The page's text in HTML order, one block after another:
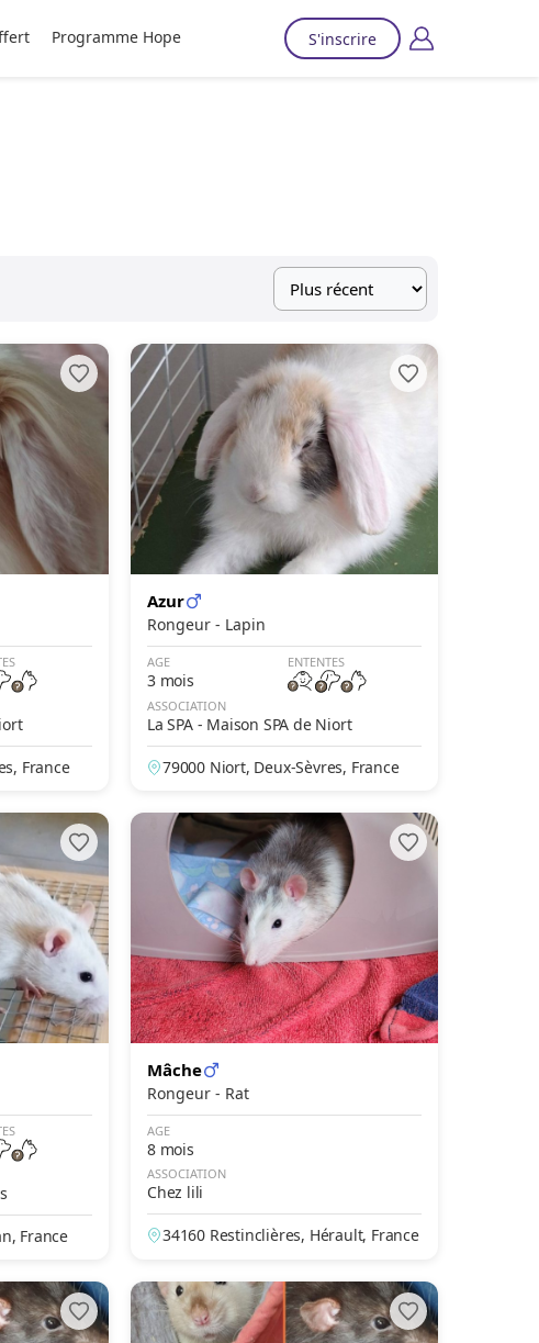
Programme Hope S'inscrire
France
Azur
Rongeur - Lapin
AGE
3 mois
ENTENTES
ASSOCIATION
La SPA - Maison SPA de Niort
79000 Niort, Deux-Sèvres, France
France
Mâche
Rongeur - Rat
AGE
8 mois
ASSOCIATION
Chez lili
34160 Restinclières, Hérault, France